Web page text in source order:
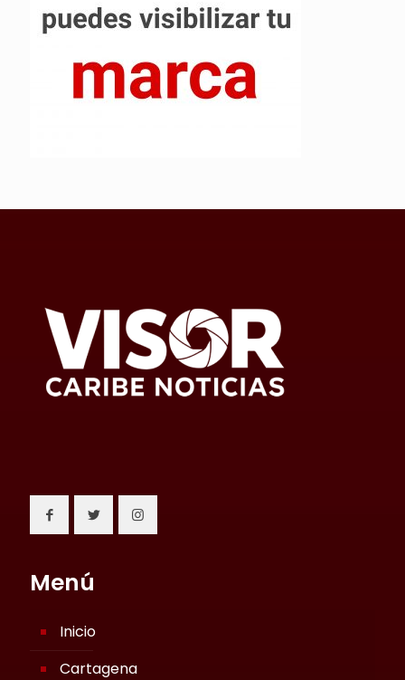
Menú
Inicio
Cartagena